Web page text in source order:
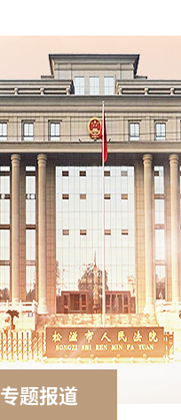
专题报道